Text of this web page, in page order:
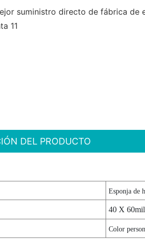
DEL PRODUCTO
Esponja de
40 X
Color